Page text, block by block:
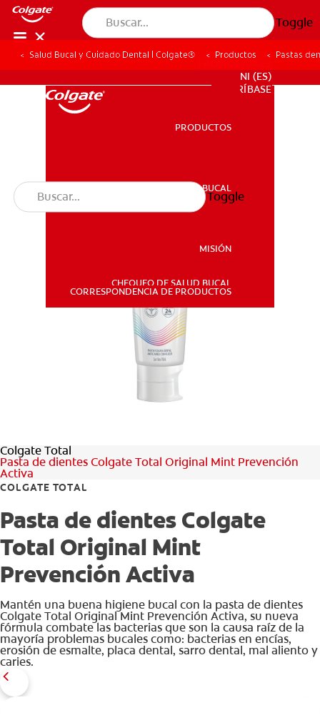
Toggle
SALUD BUCAL
CHEQUEO DE SALUD BUCAL
CORRESPONDENCIA DE PRODUCTOS
NI (ES)
SUSCRÍBASE
PRODUCTOS
SALUD BUCAL
MISIÓN
CHEQUEO DE SALUD BUCAL
CORRESPONDENCIA DE PRODUCTOS
Toggle
Salud Bucal y Cuidado Dental | Colgate® Productos Pastas
Colgate Total
Pasta de dientes Colgate Total Original Mint Prevención
Activa
COLGATE TOTAL
Pasta de dientes Colgate
Total Original Mint
Prevención Activa
Mantén una buena higiene bucal con la pasta de dientes
Colgate Total Original Mint Prevención Activa, su nueva
fórmula combate las bacterias que son la causa raíz de la
mayoría problemas bucales como: bacterias en encías,
erosión de esmalte, placa dental, sarro dental, mal aliento y
caries.